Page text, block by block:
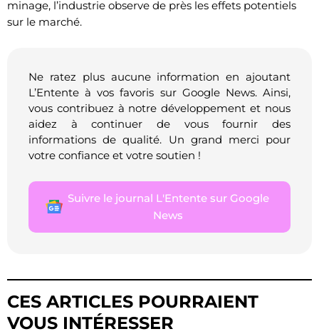
minage, l’industrie observe de près les effets potentiels
sur le marché.
Ne ratez plus aucune information en ajoutant
L’Entente à vos favoris sur Google News. Ainsi,
vous contribuez à notre développement et nous
aidez à continuer de vous fournir des
informations de qualité. Un grand merci pour
votre confiance et votre soutien !
Suivre le journal L'Entente sur Google
News
CES ARTICLES POURRAIENT
VOUS INTÉRESSER